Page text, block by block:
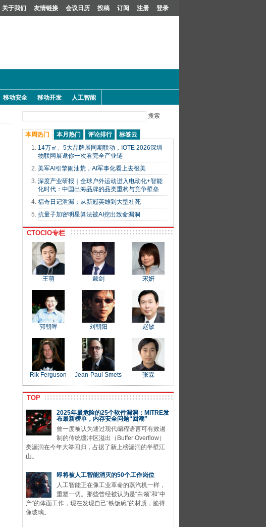
关于我们 友情链接 会议日历 投稿 订阅 注册 登录
移动安全 移动开发 人工智能
搜索
本周热门 本月热门 评论排行
标签云
14万㎡、5大品牌展同期联动，IOTE 2026深圳
物联网展邀你一次看完全产业链
美军AI引擎闹油荒，AI军事化看上去很美
深度产业研报｜全球户外运动进入电动化+智能
化时代：中国出海品牌的品类重构与竞争壁垒
福奇日记泄漏：从新冠英雄到大型社死
抗量子加密明星算法被AI挖出致命漏洞
CTOCIO专栏
王萌 戴剑 宋妍
郭朝晖 刘朝阳 赵敏
Rik Ferguson Jean-Paul Smets 张霖
TOP
2025年最危险的25个软件漏洞：MITRE发
布最新榜单，内存安全问题“回潮”
曾一度被认为通过现代编程语言可有效遏
制的传统缓冲区溢出（Buffer Overflow）
类漏洞在今年大举回归，占据了新上榜漏洞的半壁江
山。
即将被人工智能消灭的50个工作岗位
人工智能正在像工业革命的蒸汽机一样，
重塑一切。那些曾经被认为是“白领”和“中
产”的体面工作，现在发现自己“铁饭碗”的材质，脆得
像玻璃。